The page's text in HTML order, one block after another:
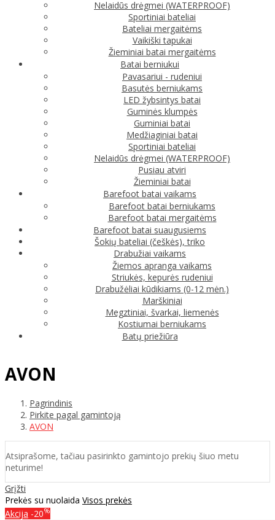
Nelaidūs drėgmei (WATERPROOF)
Sportiniai bateliai
Bateliai mergaitėms
Vaikiški tapukai
Žieminiai batai mergaitėms
Batai berniukui
Pavasariui - rudeniui
Basutės berniukams
LED žybsintys batai
Guminės klumpės
Guminiai batai
Medžiaginiai batai
Sportiniai bateliai
Nelaidūs drėgmei (WATERPROOF)
Pusiau atviri
Žieminiai batai
Barefoot batai vaikams
Barefoot batai berniukams
Barefoot batai mergaitėms
Barefoot batai suaugusiems
Šokių bateliai (češkės), triko
Drabužiai vaikams
Žiemos apranga vaikams
Striukės, kepurės rudeniui
Drabužėliai kūdikiams (0-12 mėn.)
Marškiniai
Megztiniai, švarkai, liemenės
Kostiumai berniukams
Batų priežiūra
AVON
Pagrindinis
Pirkite pagal gamintoją
AVON
Atsiprašome, tačiau pasirinkto gamintojo prekių šiuo metu
neturime!
Grįžti
Prekės su nuolaida Visos prekės
Akcija -20%